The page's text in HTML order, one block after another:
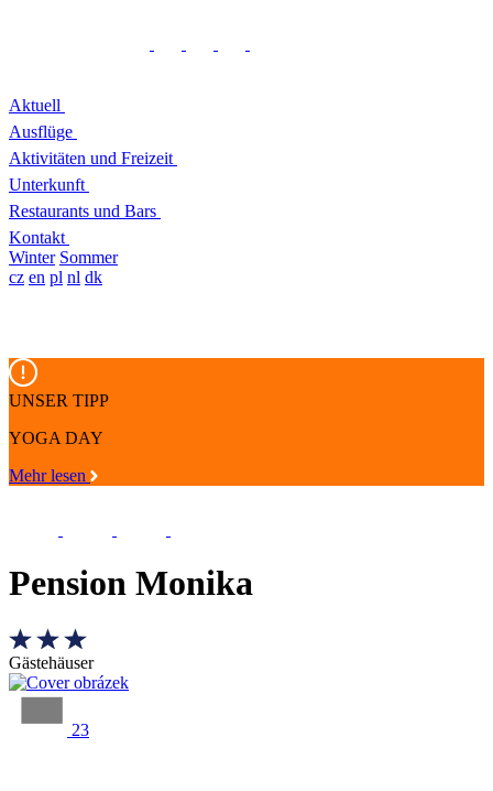
Aktuell
Ausflüge
Aktivitäten und Freizeit
Unterkunft
Restaurants und Bars
Kontakt
Winter Sommer
cz en pl nl dk
UNSER TIPP
YOGA DAY
Mehr lesen
Pension Monika
Gästehäuser
23